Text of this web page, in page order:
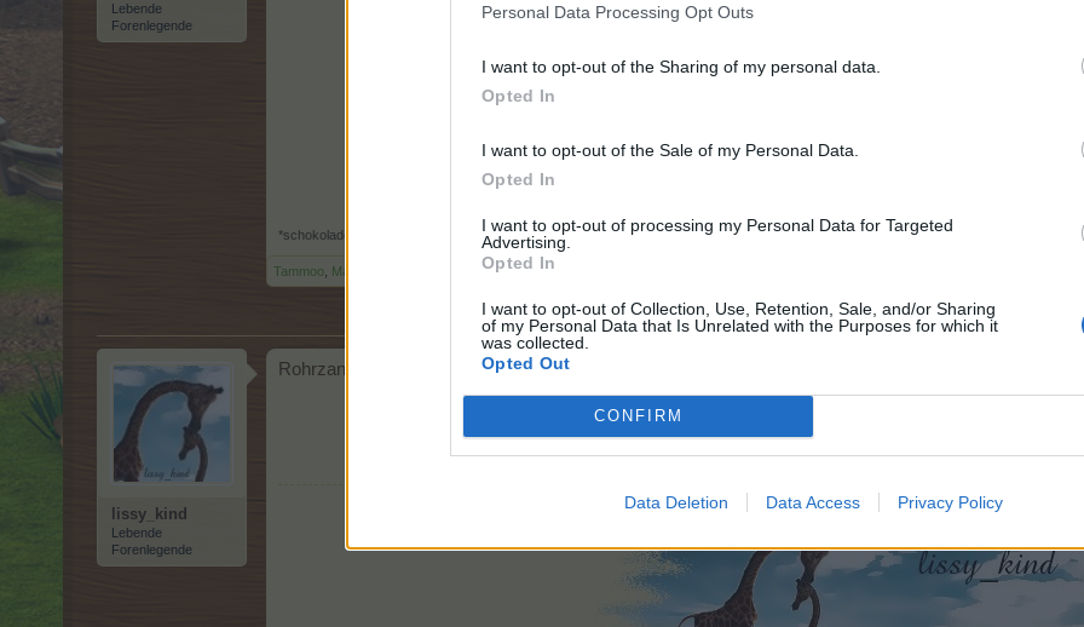
Personal Data Processing Opt Outs
I want to opt-out of the Sharing of my personal data.
Opted In
I want to opt-out of the Sale of my Personal Data.
Opted In
I want to opt-out of processing my Personal Data for Targeted
Advertising.
Opted In
I want to opt-out of Collection, Use, Retention, Sale, and/or Sharing
of my Personal Data that Is Unrelated with the Purposes for which it
was collected.
Opted Out
CONFIRM
Data Deletion Data Access Privacy Policy
Lebende
Forenlegende
*schokolade61*
Tammoo Magitta7070 lissy_kindgefällt dies.
lissy_kind
Lebende
Forenlegende
Rohrzange....T